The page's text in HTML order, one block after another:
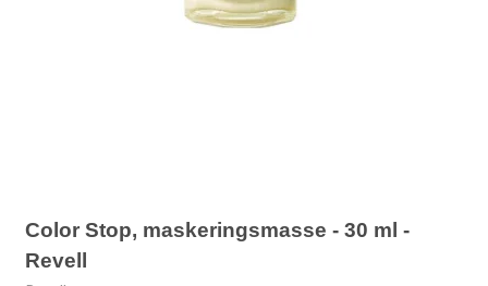
Color Stop, maskeringsmasse - 30 ml -
Revell